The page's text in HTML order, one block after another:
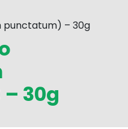
punctatum) – 30g
30g